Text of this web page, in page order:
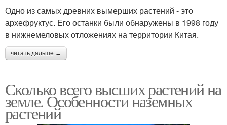
Одно из самых древних вымерших растений - это
архефруктус. Его останки были обнаружены в 1998 году
в нижнемеловых отложениях на территории Китая.
читать дальше →
Сколько всего высших растений на
земле. Особенности наземных
растений